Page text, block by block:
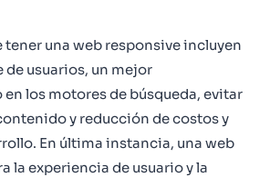
tener una web responsive incluyen
de usuarios, un mejor
los motores de búsqueda, evitar
y reducción de costos y
En última instancia, una web
la experiencia de usuario y la